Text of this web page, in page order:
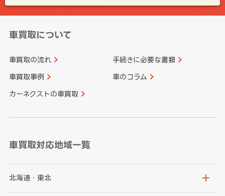
車買取について
車買取の流れ 手続きに必要な書類
車買取事例 車のコラム
カーネクストの車買取
車買取対応地域一覧
北海道・東北